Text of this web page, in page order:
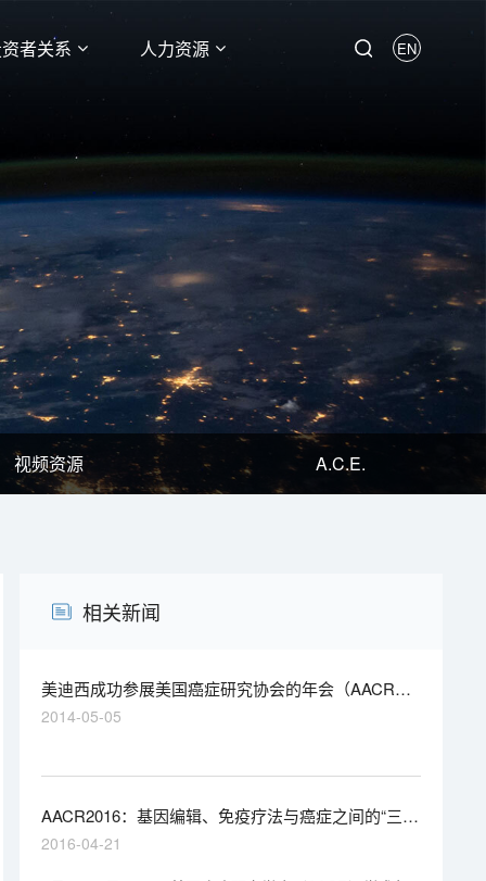
者关系 人力资源 EN
视频资源 A.C.E.
相关新闻
美迪西成功参展美国癌症研究协会的年会（AACR）
和CABA在波士顿举行的年会
2014-05-05
AACR2016：基因编辑、免疫疗法与癌症之间的“三角
关系”
2016-04-21